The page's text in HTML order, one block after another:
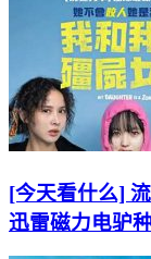
[今天看什么]
迅雷磁力电驴